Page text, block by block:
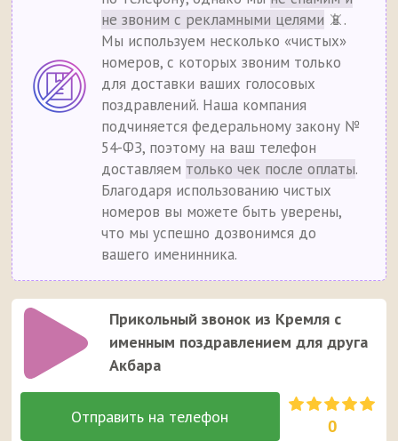
не звоним с рекламными целями 📵.
Мы используем несколько «чистых»
номеров, с которых звоним только
для доставки ваших голосовых
поздравлений. Наша компания
подчиняется федеральному закону №
54-ФЗ, поэтому на ваш телефон
доставляем только чек после оплаты.
Благодаря использованию чистых
номеров вы можете быть уверены,
что мы успешно дозвонимся до
вашего именинника.
Прикольный звонок из Кремля с
именным поздравлением для друга
Акбара
0